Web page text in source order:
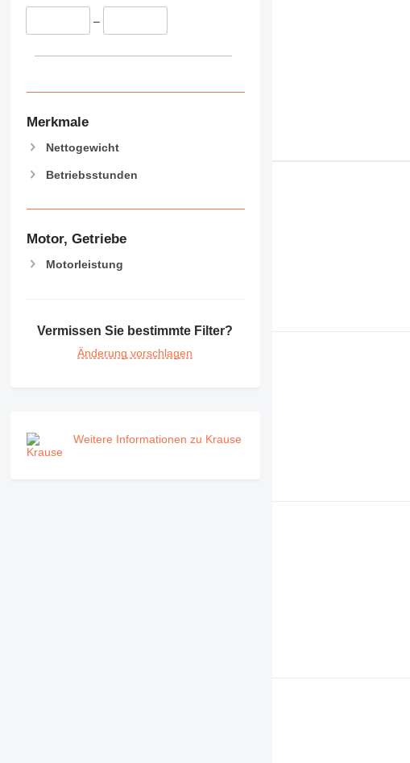
–
Merkmale
Nettogewicht
Betriebsstunden
Motor, Getriebe
Motorleistung
Vermissen Sie bestimmte Filter?
Änderung vorschlagen
Weitere Informationen zu Krause